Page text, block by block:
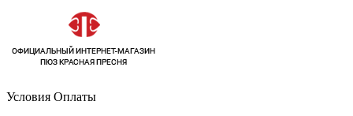
Условия Оплаты